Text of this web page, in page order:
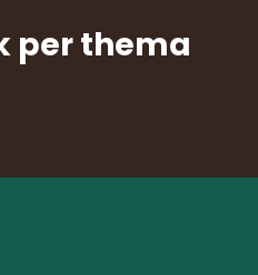
per thema